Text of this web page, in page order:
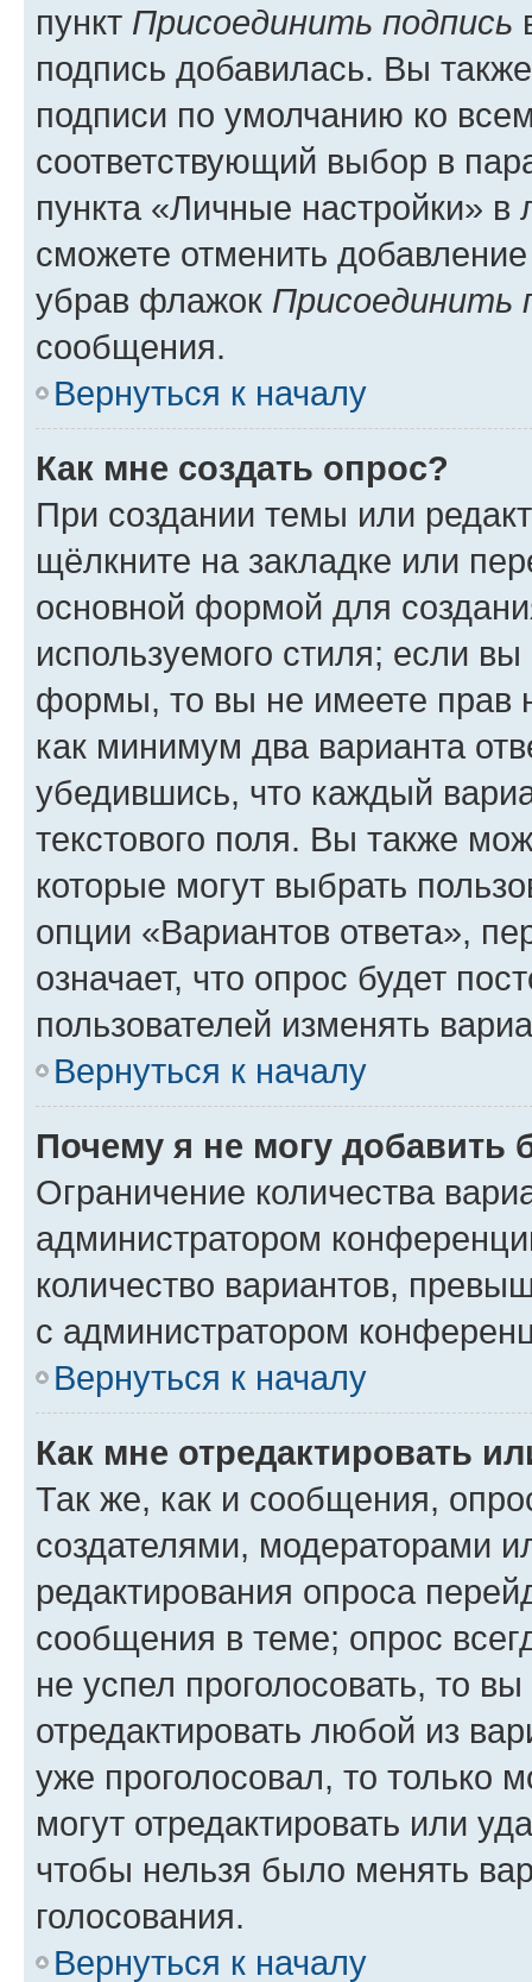
пункт Присоединить подпись
подпись добавилась. Вы
подписи по умолчанию ко
соответствующий выбор в
пункта «Личные настройки»
сможете отменить
убрав флажок Присоединить
сообщения.
Вернуться к началу
Как мне создать опрос?
При создании темы или
щёлкните на закладке или
основной формой для
используемого стиля; если
формы, то вы не имеете прав
как минимум два варианта
убедившись, что каждый
текстового поля. Вы также
которые могут выбрать
опции «Вариантов ответа»,
означает, что опрос будет
пользователей изменять
Вернуться к началу
Почему я не могу добавить
Ограничение количества
администратором
количество вариантов,
с администратором
Вернуться к началу
Как мне отредактировать
Так же, как и сообщения,
создателями, модераторами
редактирования опроса
сообщения в теме; опрос
не успел проголосовать, то
отредактировать любой из
уже проголосовал, то только
могут отредактировать или
чтобы нельзя было менять
голосования.
Вернуться к началу